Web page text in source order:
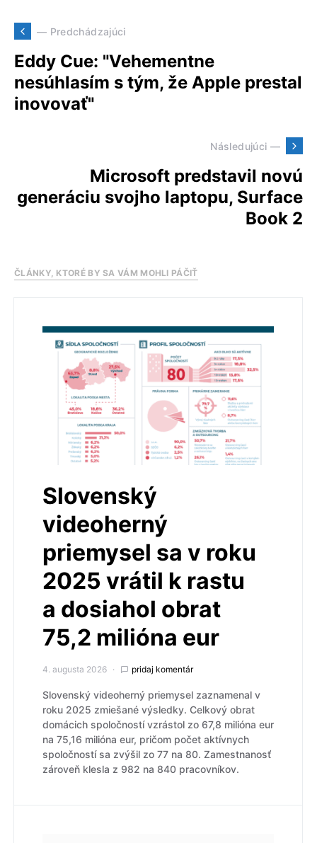
— Predchádzajúci
Eddy Cue: "Vehementne
nesúhlasím s tým, že Apple prestal
inovovať"
Následujúci —
Microsoft predstavil novú
generáciu svojho laptopu, Surface
Book 2
ČLÁNKY, KTORÉ BY SA VÁM MOHLI PÁČIŤ
Slovenský
videoherný
priemysel sa v roku
2025 vrátil k rastu
a dosiahol obrat
75,2 milióna eur
4. augusta 2026 pridaj komentár
Slovenský videoherný priemysel zaznamenal v
roku 2025 zmiešané výsledky. Celkový obrat
domácich spoločností vzrástol zo 67,8 milióna eur
na 75,16 milióna eur, pričom počet aktívnych
spoločností sa zvýšil zo 77 na 80. Zamestnanosť
zároveň klesla z 982 na 840 pracovníkov.